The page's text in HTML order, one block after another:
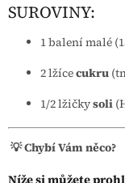
SUROVINY:
1 balení malé
2 lžícecukru
1/2 lžičkysoli
💡 Chybí Vám něco?
Níže si můžete